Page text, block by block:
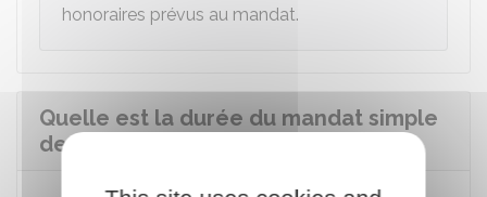
honoraires prévus au mandat.
Quelle est la durée du mandat simple
de vente ?